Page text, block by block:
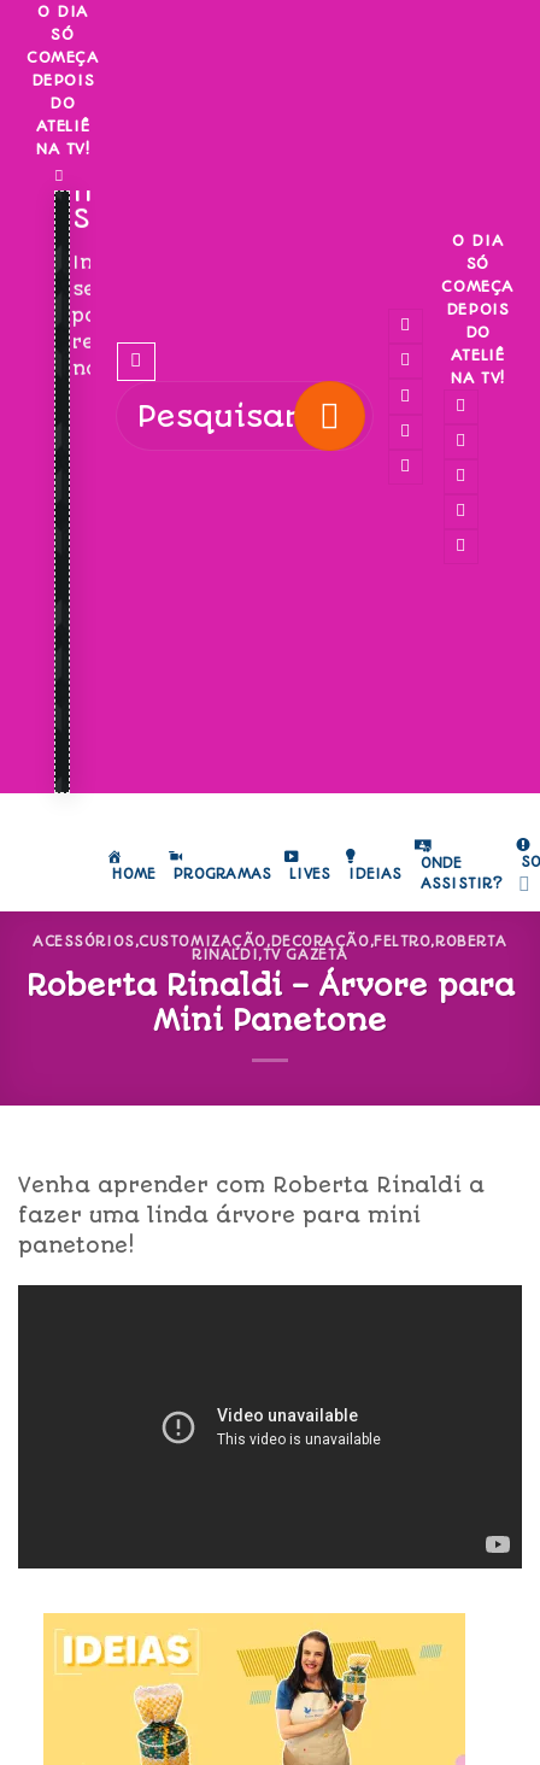
Skip
content
O DIA
SÓ
COMEÇA
DEPOIS
DO
ATELIÊ
NA TV!
INSCREVA-
SE!
Inscreva-
se
para
receber
novidades!
O DIA
SÓ
COMEÇA
DEPOIS
DO
ATELIÊ
NA TV!
HOME PROGRAMAS LIVES IDEIAS
ONDE
ASSISTIR?
ACESSÓRIOS,CUSTOMIZAÇÃO,DECORAÇÃO,FELTRO,ROBERTA
RINALDI ,TV GAZETA
Roberta Rinaldi – Árvore para
Mini Panetone
Venha aprender com Roberta Rinaldi a
fazer uma linda árvore para mini
panetone!